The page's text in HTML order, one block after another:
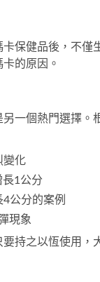
保健品後，不僅
的原因。
另一個熱門選擇。
變化
1公分
公分的案例
現象
持之以恆使用，